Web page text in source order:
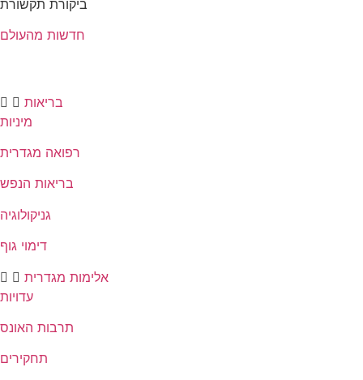
ביקורת תקשורת
חדשות מהעולם
בריאות
מיניות
רפואה מגדרית
בריאות הנפש
גניקולוגיה
דימוי גוף
אלימות מגדרית
עדויות
תרבות האונס
תחקירים